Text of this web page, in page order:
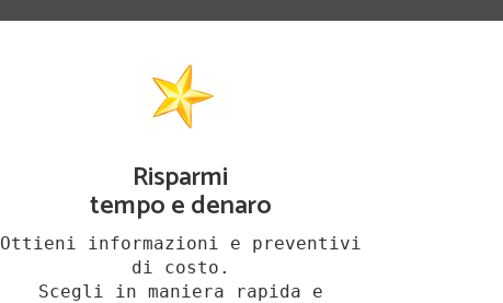
Risparmi
tempo e denaro
Ottieni informazioni e preventivi
di costo.
Scegli in maniera rapida e